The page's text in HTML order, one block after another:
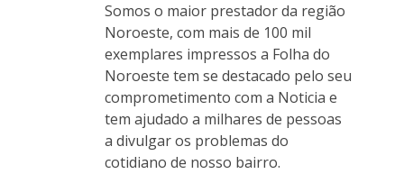
Somos o maior prestador da região
Noroeste, com mais de 100 mil
exemplares impressos a Folha do
Noroeste tem se destacado pelo seu
comprometimento com a Noticia e
tem ajudado a milhares de pessoas
a divulgar os problemas do
cotidiano de nosso bairro.